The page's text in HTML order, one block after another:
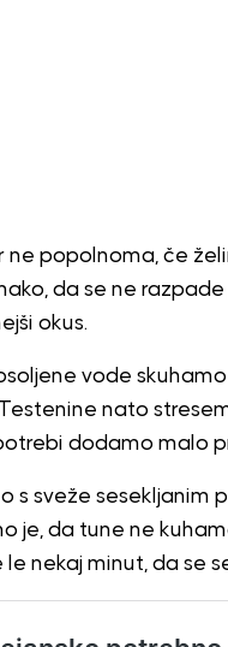
popolnoma, če
da se ne
okus.
vode skuhamo
nato
dodamo malo
s sveže sesekljanim
je, da tune ne
le nekaj minut, da se